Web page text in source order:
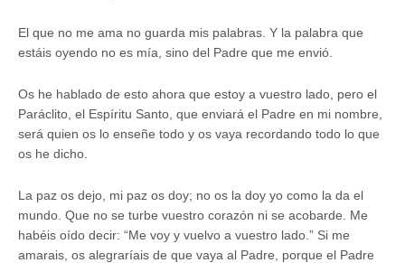
El que no me ama no guarda mis palabras. Y la palabra que
estáis oyendo no es mía, sino del Padre que me envió.
Os he hablado de esto ahora que estoy a vuestro lado, pero el
Paráclito, el Espíritu Santo, que enviará el Padre en mi nombre,
será quien os lo enseñe todo y os vaya recordando todo lo que
os he dicho.
La paz os dejo, mi paz os doy; no os la doy yo como la da el
mundo. Que no se turbe vuestro corazón ni se acobarde. Me
habéis oído decir: “Me voy y vuelvo a vuestro lado.” Si me
amarais, os alegraríais de que vaya al Padre, porque el Padre